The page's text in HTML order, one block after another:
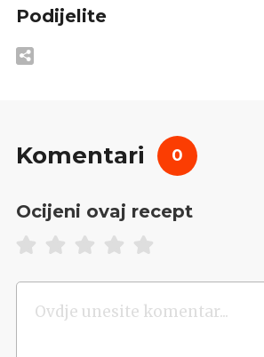
Podijelite
Komentari 0
Ocijeni ovaj recept